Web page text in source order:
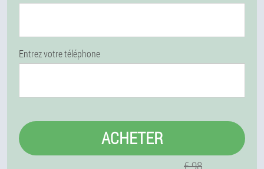
Entrez votre téléphone
ACHETER
€ 98